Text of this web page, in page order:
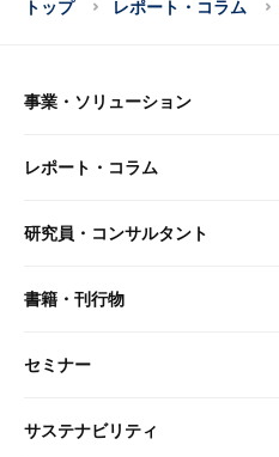
トップ レポート・コラム
事業・ソリューション
事業・ソリューション トップ
リサーチ
レポート・コラム
レポート・コラム トップ
最新のレポート・コラム
研究員・コンサルタント
研究員・コンサルタント トップ
研究員
書籍・刊行物
書籍・刊行物 トップ
書籍
セミナー
セミナー トップ
サステナビリティ